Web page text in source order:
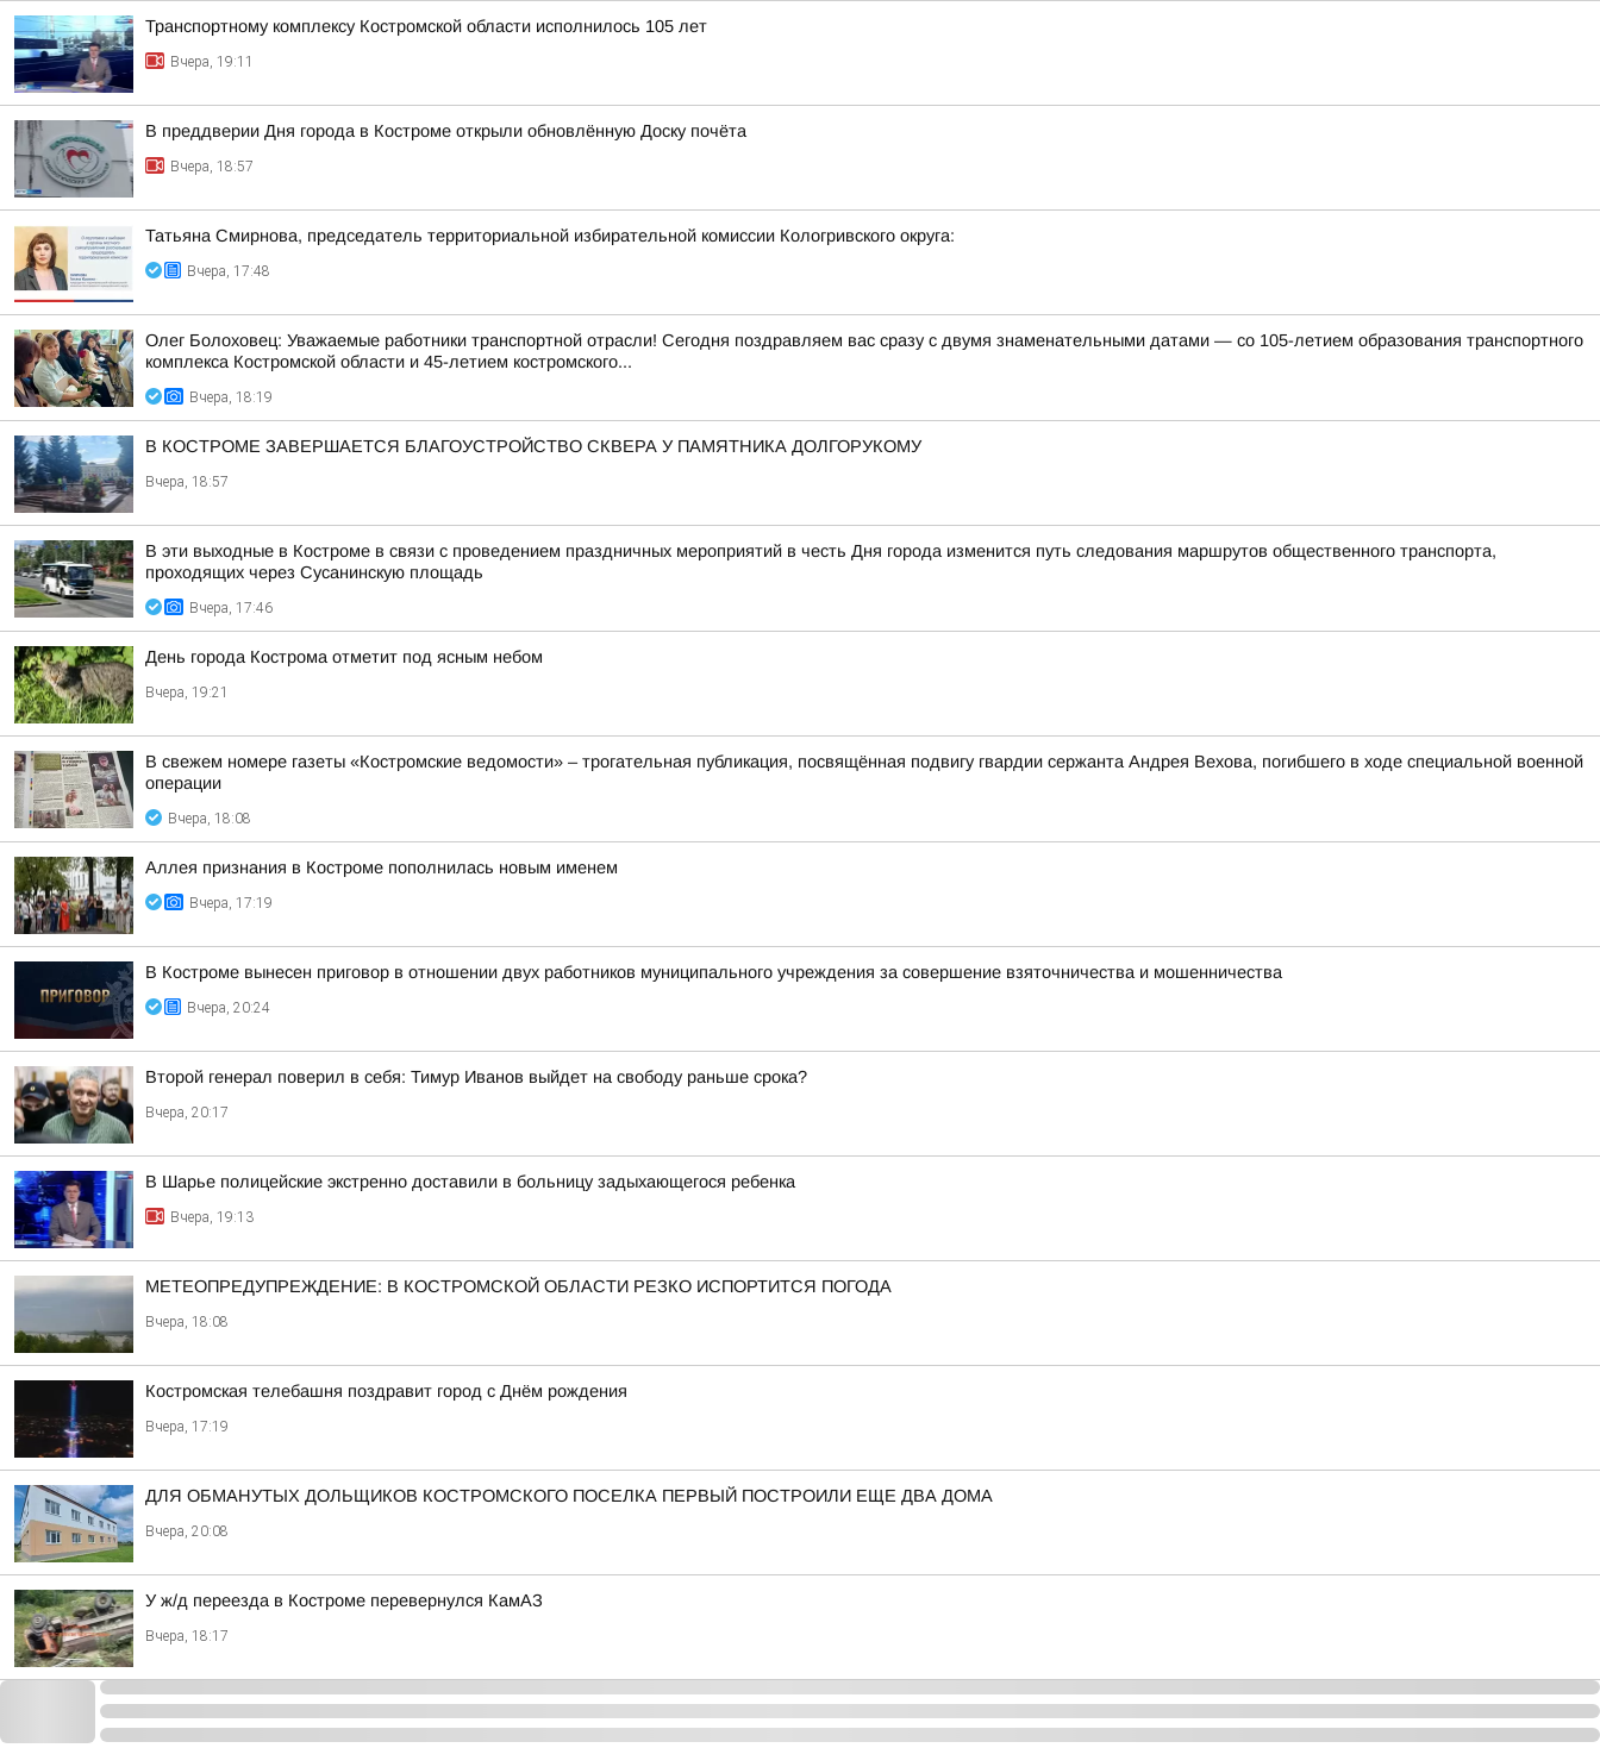
Транспортному комплексу Костромской области исполнилось 105 лет
Вчера, 19:11
В преддверии Дня города в Костроме открыли обновлённую Доску почёта
Вчера, 18:57
Татьяна Смирнова, председатель территориальной избирательной комиссии Кологривского округа:
Вчера, 17:48
Олег Болоховец: Уважаемые работники транспортной отрасли! Сегодня поздравляем вас сразу с двумя знаменательными датами — со 105-летием образования транспортного
комплекса Костромской области и 45-летием костромского...
Вчера, 18:19
В КОСТРОМЕ ЗАВЕРШАЕТСЯ БЛАГОУСТРОЙСТВО СКВЕРА У ПАМЯТНИКА ДОЛГОРУКОМУ
Вчера, 18:57
В эти выходные в Костроме в связи с проведением праздничных мероприятий в честь Дня города изменится путь следования маршрутов общественного транспорта,
проходящих через Сусанинскую площадь
Вчера, 17:46
День города Кострома отметит под ясным небом
Вчера, 19:21
В свежем номере газеты «Костромские ведомости» – трогательная публикация, посвящённая подвигу гвардии сержанта Андрея Вехова, погибшего в ходе специальной военной
операции
Вчера, 18:08
Аллея признания в Костроме пополнилась новым именем
Вчера, 17:19
В Костроме вынесен приговор в отношении двух работников муниципального учреждения за совершение взяточничества и мошенничества
Вчера, 20:24
Второй генерал поверил в себя: Тимур Иванов выйдет на свободу раньше срока?
Вчера, 20:17
В Шарье полицейские экстренно доставили в больницу задыхающегося ребенка
Вчера, 19:13
МЕТЕОПРЕДУПРЕЖДЕНИЕ: В КОСТРОМСКОЙ ОБЛАСТИ РЕЗКО ИСПОРТИТСЯ ПОГОДА
Вчера, 18:08
Костромская телебашня поздравит город с Днём рождения
Вчера, 17:19
ДЛЯ ОБМАНУТЫХ ДОЛЬЩИКОВ КОСТРОМСКОГО ПОСЕЛКА ПЕРВЫЙ ПОСТРОИЛИ ЕЩЕ ДВА ДОМА
Вчера, 20:08
У ж/д переезда в Костроме перевернулся КамАЗ
Вчера, 18:17